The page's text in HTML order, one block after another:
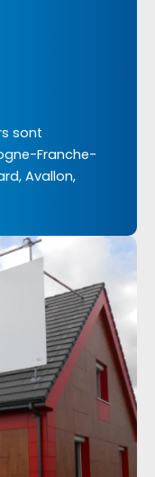
sont
Franche-
Avallon,